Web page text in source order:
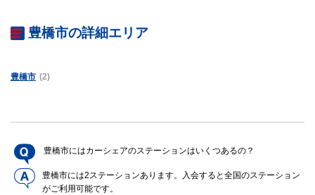
豊橋市の詳細エリア
豊橋市 (2)
豊橋市にはカーシェアのステーションはいくつあるの？
豊橋市には2ステーションあります。入会すると全国のステーション
がご利用可能です。